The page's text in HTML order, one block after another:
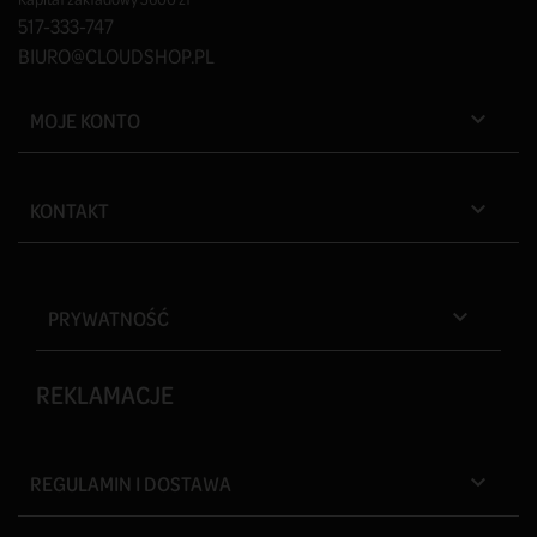
517-333-747
BIURO@CLOUDSHOP.PL
MOJE KONTO 
KONTAKT 
PRYWATNOŚĆ 
REKLAMACJE
REGULAMIN I DOSTAWA 